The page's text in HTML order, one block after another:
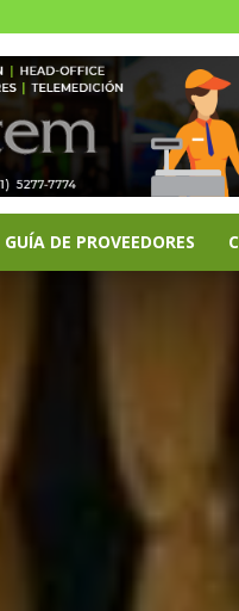
GUÍA DE PROVEEDORES